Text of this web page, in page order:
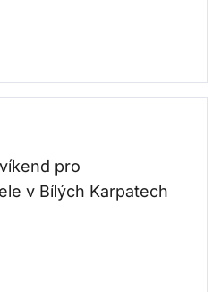
pro
v Bílých Karpatech